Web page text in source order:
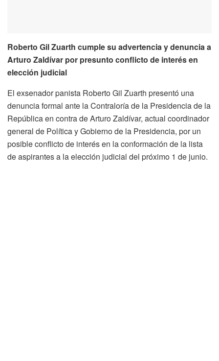
Roberto Gil Zuarth cumple su advertencia y denuncia a
Arturo Zaldívar por presunto conflicto de interés en
elección judicial
El exsenador panista Roberto Gil Zuarth presentó una
denuncia formal ante la Contraloría de la Presidencia de la
República en contra de Arturo Zaldívar, actual coordinador
general de Política y Gobierno de la Presidencia, por un
posible conflicto de interés en la conformación de la lista
de aspirantes a la elección judicial del próximo 1 de junio.